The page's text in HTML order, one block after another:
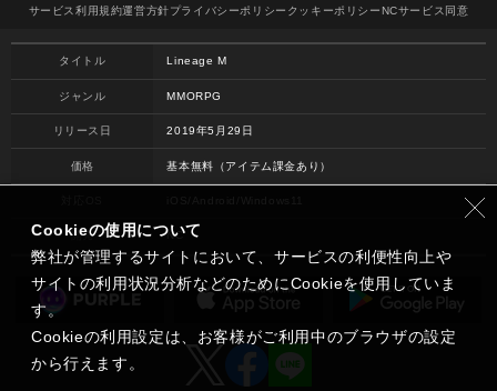
サービス 利用規約運営方針プライバシーポリシー クッキーポリシーNCサービス 同意
タイトル Lineage M
ジャンル MMORPG
リリース日 2019年5月29日
価格 基本無料（アイテム課金あり）
開発 NC
Cookieの使用について
弊社が管理するサイトにおいて、サービスの利便性向上や
サイトの利用状況分析などのためにCookieを使用していま
す。
Cookieの利用設定は、お客様がご利用中のブラウザの設定
から行えます。